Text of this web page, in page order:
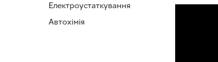
Електроустаткування
Автохімія